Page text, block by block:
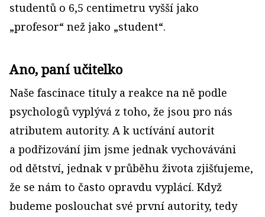
studentů o 6,5 centimetru vyšší jako
„profesor“ než jako „student“.
Ano, paní učitelko
Naše fascinace tituly a reakce na ně podle
psychologů vyplývá z toho, že jsou pro nás
atributem autority. A k uctívání autorit
a podřizování jim jsme jednak vychováváni
od dětství, jednak v průběhu života zjišťujeme,
že se nám to často opravdu vyplácí. Když
budeme poslouchat své první autority, tedy